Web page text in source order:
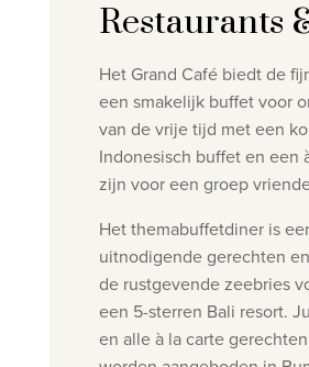
Restaurants
Het Grand Café biedt de
een smakelijk buffet voor
van de vrije tijd met een
Indonesisch buffet en een
zijn voor een groep
Het themabuffetdiner is
uitnodigende gerechten
de rustgevende zeebries
een 5-sterren Bali resort.
en alle à la carte